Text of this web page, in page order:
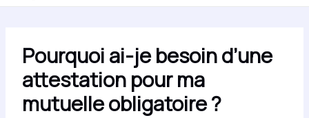
Pourquoi ai-je besoin d’une
attestation pour ma
mutuelle obligatoire ?